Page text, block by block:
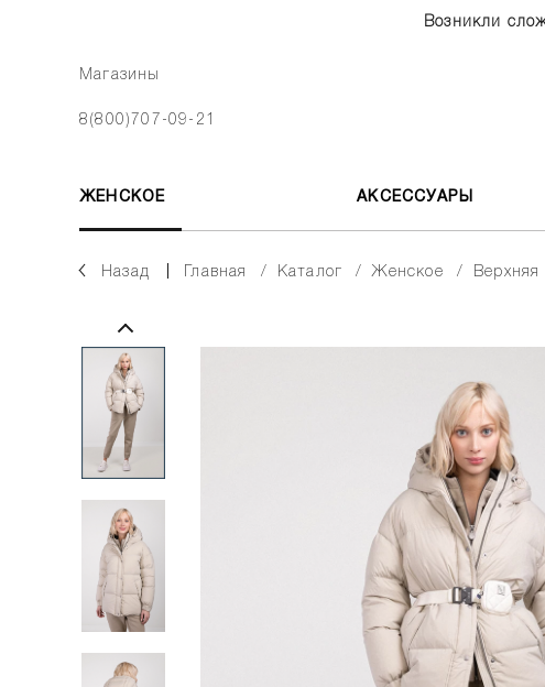
Возникли
Магазины
8(800)707-09-21
ЖЕНСКОЕ АКСЕССУАРЫ
Назад главная каталог женское